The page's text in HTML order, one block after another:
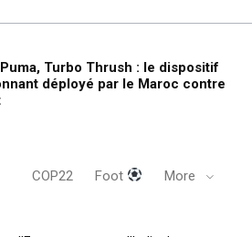
Turbo Thrush : le dispositif
déployé par le Maroc contre
COP22 Foot More